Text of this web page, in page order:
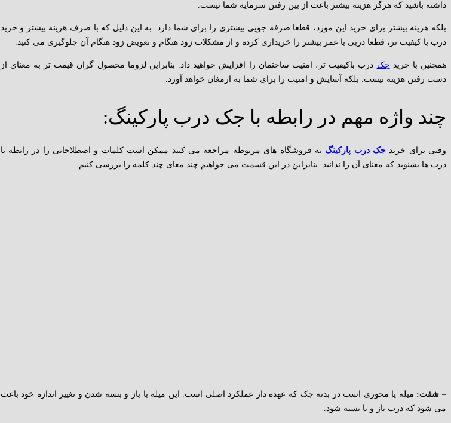
داشته باشید که هرگز هزینه بیشتر باعث از بین رفتن سرمایه شما نیست.
بلکه هزینه بیشتر برای خرید این مورد، قطعا صرفه جویی بیشتری را برای شما دارد. به این دلیل که با صرف هزینه بیشتر و خرید
درب با کیفیت تر، قطعا دربی با عمر بیشتر را خریداری کرده و از مشکلات زود هنگام و تعویض زود هنگام آن جلوگیری می کنید.
همچنین با خرید جک درب باکیفیت تر، امنیت ساختمان را افزایش خواهید داد. بنابراین لزوما محصول گران قیمت تر به معنای از
دست رفتن هزینه نیست. بلکه آسایش و امنیت را برای شما به ارمغان خواهد آورد.
چند واژه مهم در رابطه با جک درب پارکینگ:
وقتی برای خریدجک درب پارکینگ به فروشگاه های مربوطه مراجعه می کنید ممکن است کلمات و اصطلاحاتی را در رابطه با
درب ها بشنوید که معنای آن را ندانید. بنابراین در این قسمت می خواهیم چند معای چند کلمه را بررسی کنیم.
– شفت: میله یا محوری است در بدنه جک که عهده دار عملکرد اصلی است. این میله با باز و بسته شدن و تغییر اندازه خود باعث
می شود که درب باز و یا بسته شود.